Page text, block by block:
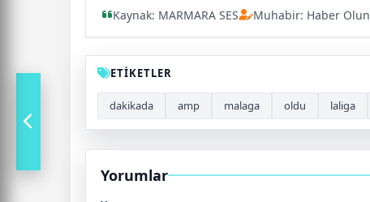
Kaynak: MARMARA SES
Muhabir: Haber Olun
ETİKETLER
dakikada amp malaga oldu laliga
Yorumlar